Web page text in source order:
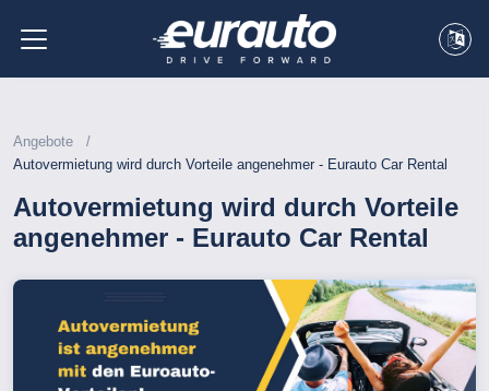
Angebote
Autovermietung wird durch Vorteile angenehmer - Eurauto Car Rental
Autovermietung wird durch Vorteile
angenehmer - Eurauto Car Rental